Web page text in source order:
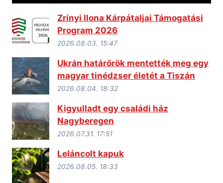
Zrínyi Ilona Kárpátaljai Támogatási
Program 2026
2026.08.03. 15:47
Ukrán határőrök mentették meg egy
magyar tinédzser életét a Tiszán
2026.08.04. 18:32
Kigyulladt egy családi ház
Nagyberegen
2026.07.31. 17:51
Leláncolt kapuk
2026.08.05. 18:33